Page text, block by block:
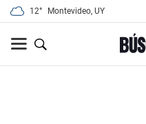
12° Montevideo, UY